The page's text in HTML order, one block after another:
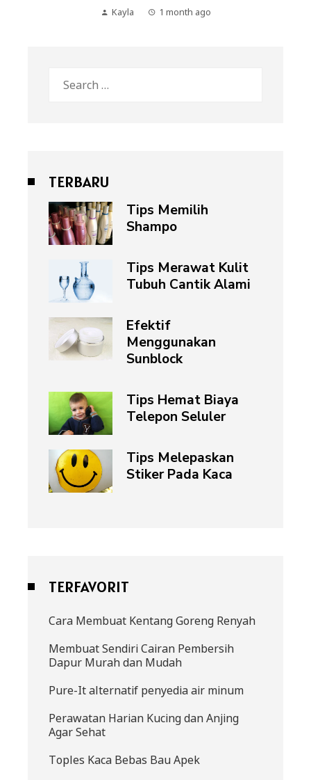
Kayla 1 month ago
for:
TERBARU
Tips Memilih
Shampo
Tips Merawat Kulit
Tubuh Cantik Alami
Efektif
Menggunakan
Sunblock
Tips Hemat Biaya
Telepon Seluler
Tips Melepaskan
Stiker Pada Kaca
TERFAVORIT
Cara Membuat Kentang Goreng Renyah
Membuat Sendiri Cairan Pembersih
Dapur Murah dan Mudah
Pure-It alternatif penyedia air minum
Perawatan Harian Kucing dan Anjing
Agar Sehat
Toples Kaca Bebas Bau Apek